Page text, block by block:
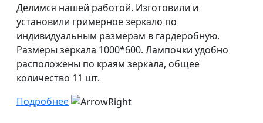
Делимся нашей работой. Изготовили и
установили гримерное зеркало по
индивидуальным размерам в гардеробную.
Размеры зеркала 1000*600. Лампочки удобно
расположены по краям зеркала, общее
количество 11 шт.
Подробнее